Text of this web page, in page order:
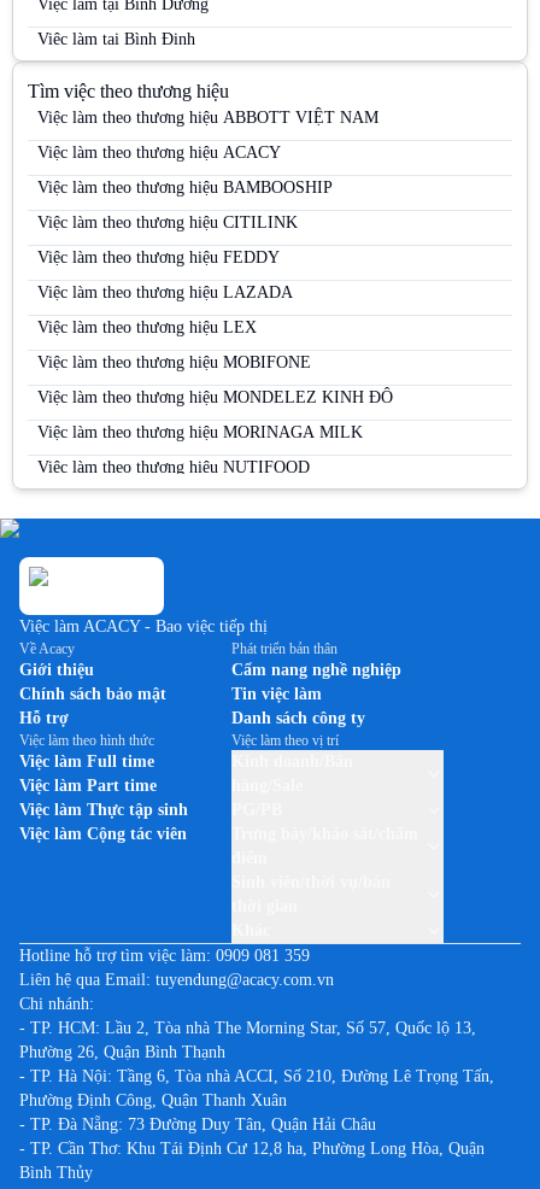
Việc làm tại Bình Dương
Việc làm tại Bình Định
Việc làm tại Bình Thuận
Việc làm tại Cà Mau
Việc làm tại Cao Bằng
Việc làm tại Cần Thơ
Việc làm tại Đà Nẵng
Việc làm tại Đắk Lắk
Việc làm tại Đắk Nông
Việc làm tại Điện Biên
Việc làm tại Đồng Nai
Việc làm tại Đồng Tháp
Việc làm tại Gia Lai
Việc làm tại Hà Giang
Việc làm tại Hà Tĩnh
Việc làm tại Hải Phòng
Việc làm tại Hậu Giang
Việc làm tại Hòa Bình
Việc làm tại Hưng Yên
Việc làm tại Khánh Hòa
Việc làm tại Kiên Giang
Việc làm tại Kon Tum
Việc làm tại Lào Cai
Việc làm tại Lâm Đồng
Việc làm tại Long An
Việc làm tại Nam Định
Việc làm tại Nghệ An
Việc làm tại Ninh Bình
Việc làm tại Ninh Thuận
Tìm việc theo thương hiệu
Việc làm theo thương hiệu ABBOTT VIỆT NAM
Việc làm theo thương hiệu ACACY
Việc làm theo thương hiệu BAMBOOSHIP
Việc làm theo thương hiệu CITILINK
Việc làm theo thương hiệu FEDDY
Việc làm theo thương hiệu LAZADA
Việc làm theo thương hiệu LEX
Việc làm theo thương hiệu MOBIFONE
Việc làm theo thương hiệu MONDELEZ KINH ĐÔ
Việc làm theo thương hiệu MORINAGA MILK
Việc làm theo thương hiệu NUTIFOOD
Việc làm theo thương hiệu SABECO
Việc làm theo thương hiệu SAMSUNG
Việc làm theo thương hiệu SUNTORY PEPSICO
Việc làm theo thương hiệu THUỐC LÁ JTI (CAMEL)
Việc làm theo thương hiệu TP-LINK
Việc làm theo thương hiệu UNILEVER VIỆT NAM
Việc làm ACACY - Bao việc tiếp thị
Về Acacy
Giới thiệu
Chính sách bảo mật
Hỗ trợ
Phát triển bản thân
Cẩm nang nghề nghiệp
Tin việc làm
Danh sách công ty
Việc làm theo hình thức
Việc làm Full time
Việc làm Part time
Việc làm Thực tập sinh
Việc làm Cộng tác viên
Việc làm theo vị trí
Hotline hỗ trợ tìm việc làm: 0909 081 359
Liên hệ qua Email: tuyendung@acacy.com.vn
Chi nhánh:
- TP. HCM: Lầu 2, Tòa nhà The Morning Star, Số 57, Quốc lộ 13,
Phường 26, Quận Bình Thạnh
- TP. Hà Nội: Tầng 6, Tòa nhà ACCI, Số 210, Đường Lê Trọng Tấn,
Phường Định Công, Quận Thanh Xuân
- TP. Đà Nẵng: 73 Đường Duy Tân, Quận Hải Châu
- TP. Cần Thơ: Khu Tái Định Cư 12,8 ha, Phường Long Hòa, Quận
Bình Thủy